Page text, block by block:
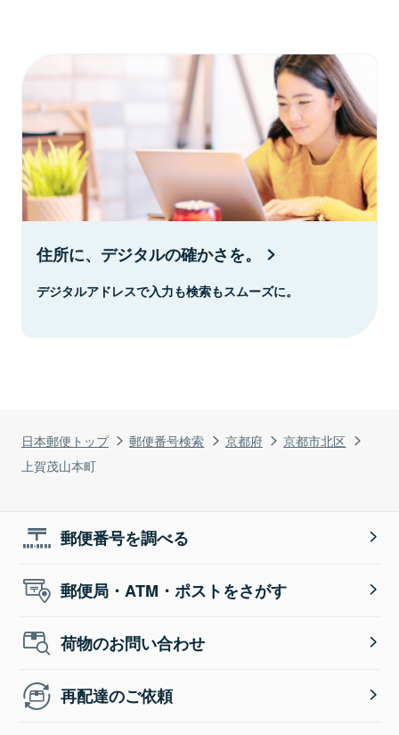
日本郵便トップ 郵便番号検索 京都府
京都市北区
上賀茂山本町
住所に、デジタルの確かさを。
デジタルアドレスで入力も検索もスムーズに。
郵便番号を調べる
郵便局・ATM・ポストをさがす
荷物のお問い合わせ
再配達のご依頼